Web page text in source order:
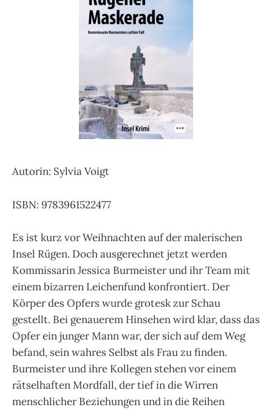
Autorin: Sylvia Voigt
ISBN: 9783961522477
Es ist kurz vor Weihnachten auf der malerischen
Insel Rügen. Doch ausgerechnet jetzt werden
Kommissarin Jessica Burmeister und ihr Team mit
einem bizarren Leichenfund konfrontiert. Der
Körper des Opfers wurde grotesk zur Schau
gestellt. Bei genauerem Hinsehen wird klar, dass das
Opfer ein junger Mann war, der sich auf dem Weg
befand, sein wahres Selbst als Frau zu finden.
Burmeister und ihre Kollegen stehen vor einem
rätselhaften Mordfall, der tief in die Wirren
menschlicher Beziehungen und in die Reihen